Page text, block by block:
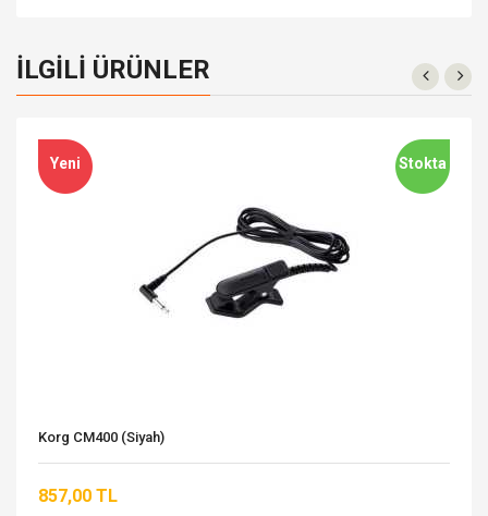
İLGILI ÜRÜNLER
Stokta
Yeni
Korg CM400 (Siyah)
857,00 TL